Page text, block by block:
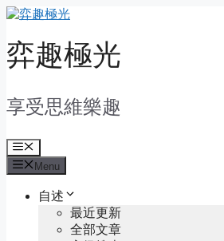
Skip
content
弈趣極光
享受思維樂趣
Menu
Menu
自述
最近更新
全部文章